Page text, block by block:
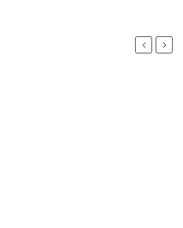
Previous
Next